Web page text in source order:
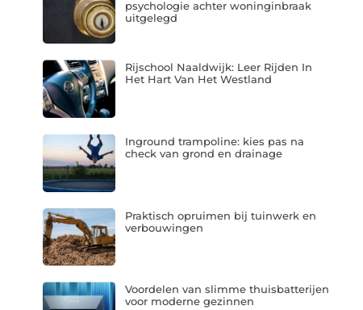
psychologie achter woninginbraak
uitgelegd
Rijschool Naaldwijk: Leer Rijden In
Het Hart Van Het Westland
Inground trampoline: kies pas na
check van grond en drainage
Praktisch opruimen bij tuinwerk en
verbouwingen
Voordelen van slimme thuisbatterijen
voor moderne gezinnen